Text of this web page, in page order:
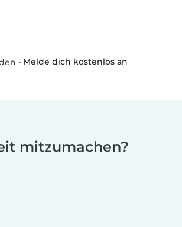
• Melde dich kostenlos an
mitzumachen?